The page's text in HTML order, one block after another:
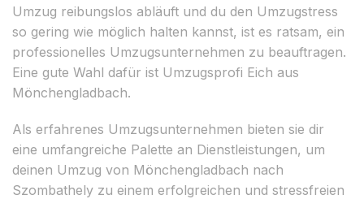
Umzug reibungslos abläuft und du den Umzugstress
so gering wie möglich halten kannst, ist es ratsam, ein
professionelles Umzugsunternehmen zu beauftragen.
Eine gute Wahl dafür ist Umzugsprofi Eich aus
Mönchengladbach.
Als erfahrenes Umzugsunternehmen bieten sie dir
eine umfangreiche Palette an Dienstleistungen, um
deinen Umzug von Mönchengladbach nach
Szombathely zu einem erfolgreichen und stressfreien